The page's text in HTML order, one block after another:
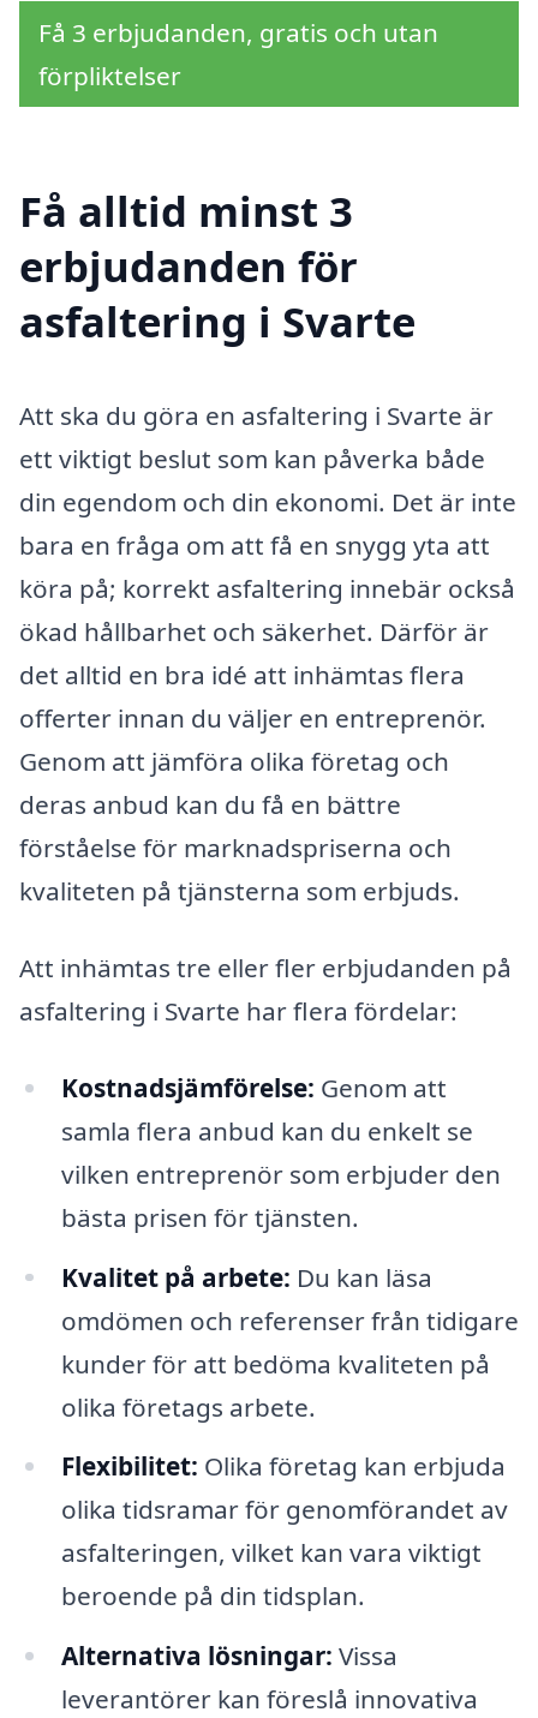
Få 3 erbjudanden, gratis och utan
förpliktelser
Få alltid minst 3
erbjudanden för
asfaltering i Svarte
Att ska du göra en asfaltering i Svarte är
ett viktigt beslut som kan påverka både
din egendom och din ekonomi. Det är inte
bara en fråga om att få en snygg yta att
köra på; korrekt asfaltering innebär också
ökad hållbarhet och säkerhet. Därför är
det alltid en bra idé att inhämtas flera
offerter innan du väljer en entreprenör.
Genom att jämföra olika företag och
deras anbud kan du få en bättre
förståelse för marknadspriserna och
kvaliteten på tjänsterna som erbjuds.
Att inhämtas tre eller fler erbjudanden på
asfaltering i Svarte har flera fördelar:
Kostnadsjämförelse: Genom att
samla flera anbud kan du enkelt se
vilken entreprenör som erbjuder den
bästa prisen för tjänsten.
Kvalitet på arbete: Du kan läsa
omdömen och referenser från tidigare
kunder för att bedöma kvaliteten på
olika företags arbete.
Flexibilitet: Olika företag kan erbjuda
olika tidsramar för genomförandet av
asfalteringen, vilket kan vara viktigt
beroende på din tidsplan.
Alternativa lösningar: Vissa
leverantörer kan föreslå innovativa